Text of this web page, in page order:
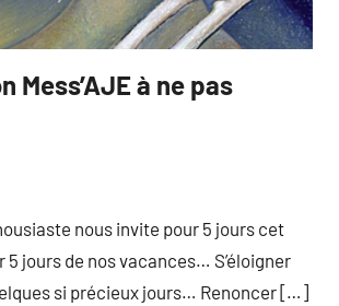
formation
Mess’AJE à ne pas
nous invite pour 5 jours cet
5 jours de nos vacances… S’éloigner
si précieux jours… Renoncer […]